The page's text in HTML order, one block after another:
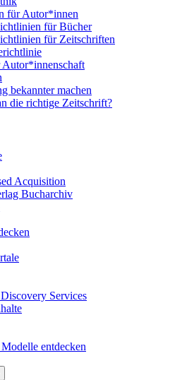
für Autor*innen
für Bücher
für Zeitschriften
bekannter machen
die richtige Zeitschrift?
Acquisition
Bucharchiv
Services
entdecken